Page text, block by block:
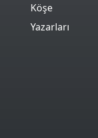
Köşe
Yazarları